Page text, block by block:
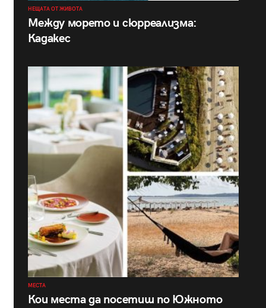
НЕЩАТА ОТ ЖИВОТА
Между морето и сюрреализма:
Кадакес
МЕСТА
Кои места да посетиш по Южното